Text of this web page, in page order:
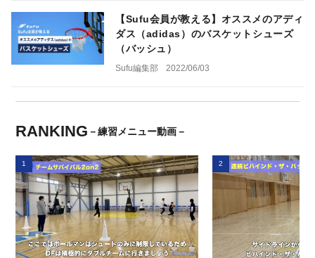
【Sufu会員が教える】オススメのアディ
ダス（adidas）のバスケットシューズ
（バッシュ）
Sufu編集部 2022/06/03
RANKING －練習メニュー動画－
1 2